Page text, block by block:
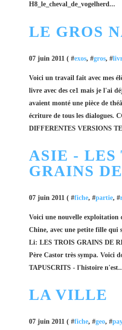
H8_le_cheval_de_vogelherd...
LE GROS
07 juin 2011 ( #exos, #gros, #
Voici un travail fait avec mes
livre avec des ce1 mais je l'ai
avaient monté une pièce de
écriture de tous les dialogues.
DIFFERENTES VERSIONS
ASIE - LES
GRAINS
07 juin 2011 ( #fiche, #partie, #
Voici une nouvelle exploitation
Chine, avec une petite fille qui
Li: LES TROIS GRAINS DE
Père Castor très sympa. Voici
TAPUSCRITS - l'histoire
LA VILLE
07 juin 2011 ( #fiche, #geo, #